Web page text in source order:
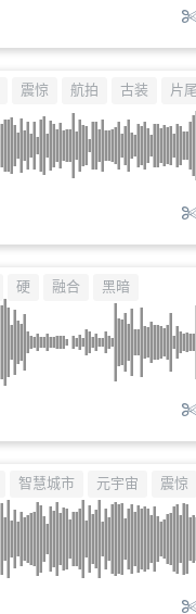
震惊 航拍 古装 片尾
硬 融合 黑暗
智慧城市 元宇宙 震惊